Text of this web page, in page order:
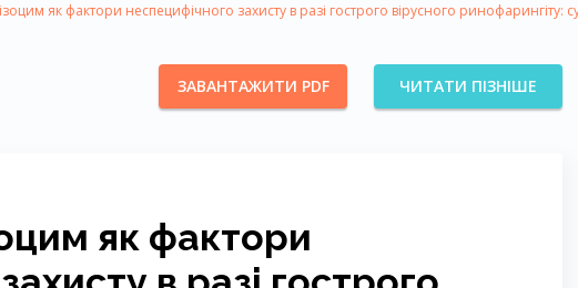
як фактори неспецифічного захисту в разі гострого вірусного ринофарингіту:
ЗАВАНТАЖИТИ PDF ЧИТАТИ ПІЗНІШЕ
як фактори